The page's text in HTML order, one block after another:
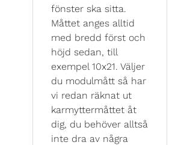
fönster ska sitta.
Måttet anges alltid
med bredd först och
höjd sedan, till
exempel 10x21. Väljer
du modulmått så har
vi redan räknat ut
karmyttermåttet åt
dig, du behöver alltså
inte dra av några